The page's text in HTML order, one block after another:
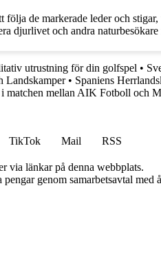
de markerade leder och
djurlivet och andra
utrustning för din golfspel •
Landskamper• Spaniens
matchen mellan AIK Fotboll och
TikTok Mail
RSS
via länkar på denna webbplats.
genom samarbetsavtal